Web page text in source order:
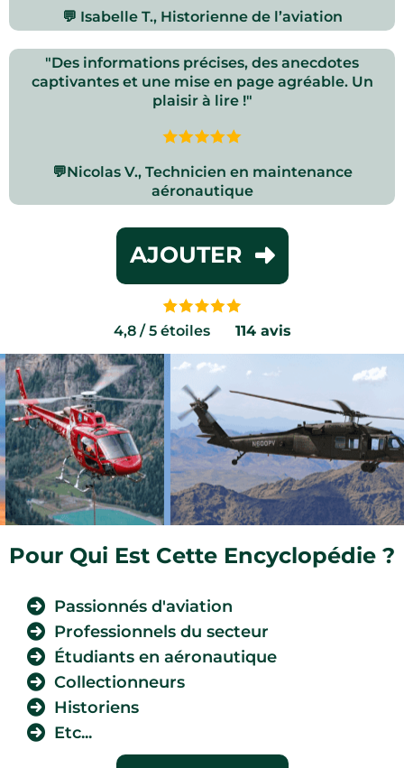
💬 Isabelle T., Historienne de l’aviation
"Des informations précises, des anecdotes
captivantes et une mise en page agréable. Un
plaisir à lire !"
💬Nicolas V., Technicien en maintenance
aéronautique
AJOUTER
4,8 / 5 étoiles 114 avis
Pour Qui Est Cette Encyclopédie ?
Passionnés d'aviation
Professionnels du secteur
Étudiants en aéronautique
Collectionneurs
Historiens
Etc...